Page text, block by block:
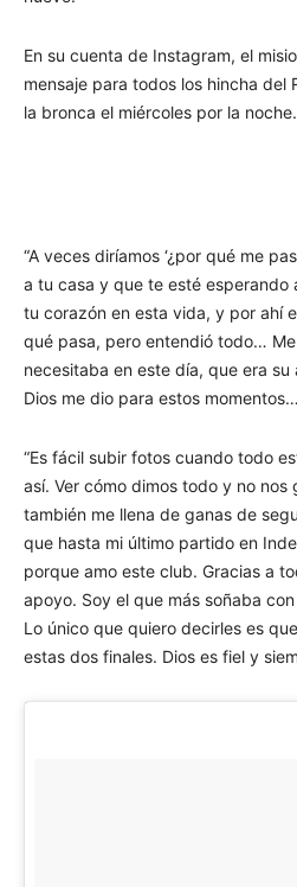
En su cuenta de Instagram, el
mensaje para todos los hincha del
la bronca el miércoles por la noche.
“A veces diríamos ‘¿por qué me
a tu casa y que te esté esperando
tu corazón en esta vida, y por ahí
qué pasa, pero entendió todo…
necesitaba en este día, que era
Dios me dio para estos
“Es fácil subir fotos cuando todo
así. Ver cómo dimos todo y no nos
también me llena de ganas de
que hasta mi último partido en
porque amo este club. Gracias a
apoyo. Soy el que más soñaba
Lo único que quiero decirles es
estas dos finales. Dios es fiel y